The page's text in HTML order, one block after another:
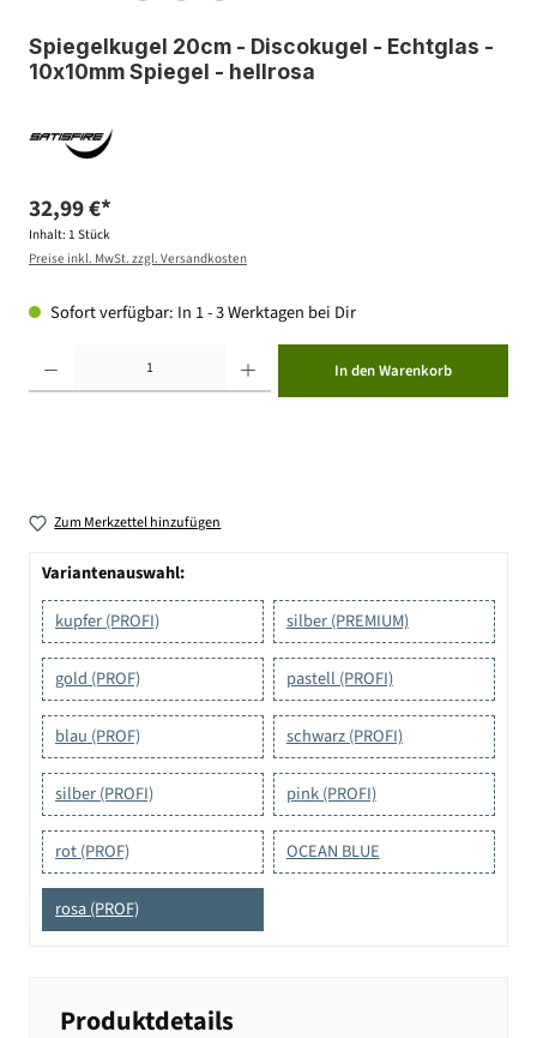
Spiegelkugel 20cm - Discokugel - Echtglas -
10x10mm Spiegel - hellrosa
32,99 €*
Inhalt: 1 Stück
Preise inkl. MwSt. zzgl. Versandkosten
Sofort verfügbar: In 1 - 3 Werktagen bei Dir
In den Warenkorb
Zum Merkzettel hinzufügen
Variantenauswahl:
kupfer (PROFI)
silber (PREMIUM)
gold (PROF) pastell (PROFI)
blau (PROF) schwarz (PROFI)
silber (PROFI) pink (PROFI)
rot (PROF) OCEAN BLUE
rosa (PROF)
Produktdetails